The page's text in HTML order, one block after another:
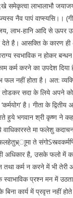
समेकृत्वा लाभालाभौ
नैव पापं वाप्स्यसि।।
लाभ-हानि आदि से ऊपर
देते है। आसक्ति के कारण
स्वभाविक न होकर
कर्म करने का उपदेश
नहीं होता है। अत:
सदा के लिये अपने को
है। गीता के
हुये भगवान श्री कृष्ण ने
वाधिकारस्ते मा फलेशु
ते
ही अधिकार है, उसके फलो में
कर्म न करने में भी तेरी
स्वाभाविक प्रश्न मन में
कार्य में प्रवृत्त नहीं